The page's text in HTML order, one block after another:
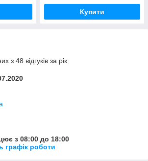
Купити
з 48 відгуків за рік
з 08:00 до 18:00
графік роботи